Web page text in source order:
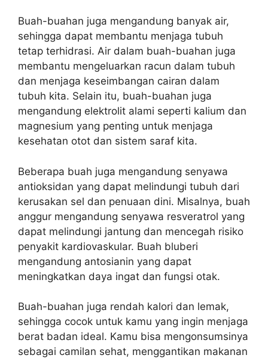
Buah-buahan juga mengandung banyak air,
sehingga dapat membantu menjaga tubuh
tetap terhidrasi. Air dalam buah-buahan juga
membantu mengeluarkan racun dalam tubuh
dan menjaga keseimbangan cairan dalam
tubuh kita. Selain itu, buah-buahan juga
mengandung elektrolit alami seperti kalium dan
magnesium yang penting untuk menjaga
kesehatan otot dan sistem saraf kita.
Beberapa buah juga mengandung senyawa
antioksidan yang dapat melindungi tubuh dari
kerusakan sel dan penuaan dini. Misalnya, buah
anggur mengandung senyawa resveratrol yang
dapat melindungi jantung dan mencegah risiko
penyakit kardiovaskular. Buah bluberi
mengandung antosianin yang dapat
meningkatkan daya ingat dan fungsi otak.
Buah-buahan juga rendah kalori dan lemak,
sehingga cocok untuk kamu yang ingin menjaga
berat badan ideal. Kamu bisa mengonsumsinya
sebagai camilan sehat, menggantikan makanan